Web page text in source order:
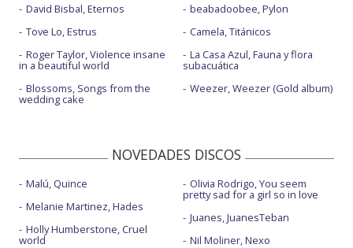
David Bisbal, Eternos
Tove Lo, Estrus
Roger Taylor, Violence insane
in a beautiful world
Blossoms, Songs from the
wedding cake
beabadoobee, Pylon
Camela, Titánicos
La Casa Azul, Fauna y flora
subacuática
Weezer, Weezer (Gold album)
NOVEDADES DISCOS
Malú, Quince
Melanie Martinez, Hades
Holly Humberstone, Cruel
world
Olivia Rodrigo, You seem
pretty sad for a girl so in love
Juanes, JuanesTeban
Nil Moliner, Nexo